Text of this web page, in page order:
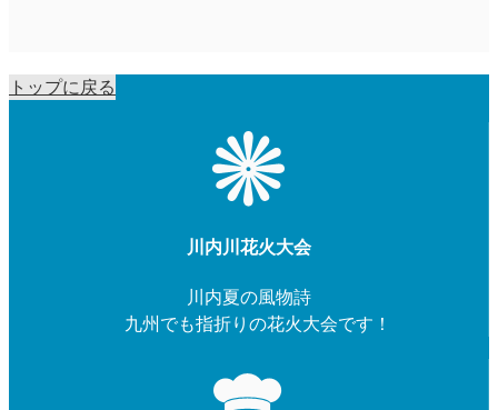
トップに戻る
川内川花火大会
川内夏の風物詩
九州でも指折りの花火大会です！